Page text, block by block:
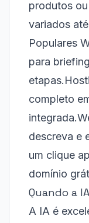
produtos
variados
Populares
para
etapas.​
completo
integrada.​
descreva e
um clique
domínio
Quando a
A IA é